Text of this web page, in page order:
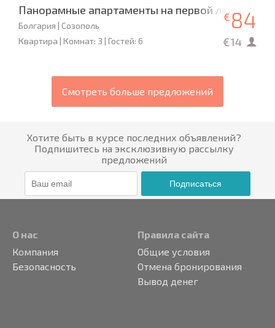
Панорамные апартаменты на первой линии -
Болгария | Созополь
Квартира | Комнат: 3 | Гостей: 6
€ 84
€14
Смотреть больше предложений
Хотите быть в курсе последних объявлений?
Подпишитесь на эксклюзивную рассылку
предложений
Подписаться
О нас
Компания
Безопасность
Правила сайта
Общие условия
Отмена бронирования
Вывод денег